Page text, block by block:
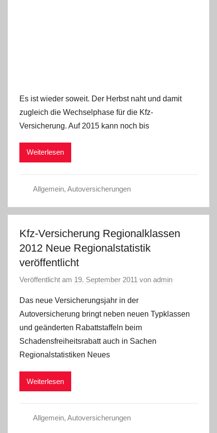
Es ist wieder soweit. Der Herbst naht und damit
zugleich die Wechselphase für die Kfz-
Versicherung. Auf 2015 kann noch bis
Weiterlesen
Allgemein, Autoversicherungen
Kfz-Versicherung Regionalklassen
2012 Neue Regionalstatistik
veröffentlicht
Veröffentlicht am 19. September 2011 von admin
Das neue Versicherungsjahr in der
Autoversicherung bringt neben neuen Typklassen
und geänderten Rabattstaffeln beim
Schadensfreiheitsrabatt auch in Sachen
Regionalstatistiken Neues
Weiterlesen
Allgemein, Autoversicherungen